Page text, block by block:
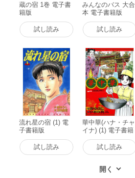
蔵の宿 1巻 電子書
籍版
試し読み
みんなのバス 大合
本 電子書籍版
試し読み
流れ星の宿 (1) 電
子書籍版
試し読み
華中華(ハナ・チャ
イナ) (1) 電子書籍
試し読み